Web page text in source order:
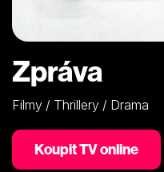
Zpráva
Filmy / Thrillery / Drama
Koupit TV online